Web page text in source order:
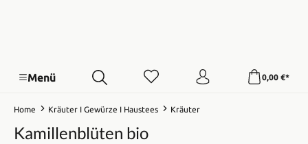
Menü 0,00 €*
Home Kräuter I Gewürze I Haustees Kräuter
Kamillenblüten bio